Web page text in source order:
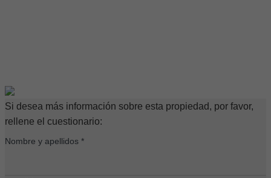
Si desea más información sobre esta propiedad, por favor,
rellene el cuestionario:
Nombre y apellidos *